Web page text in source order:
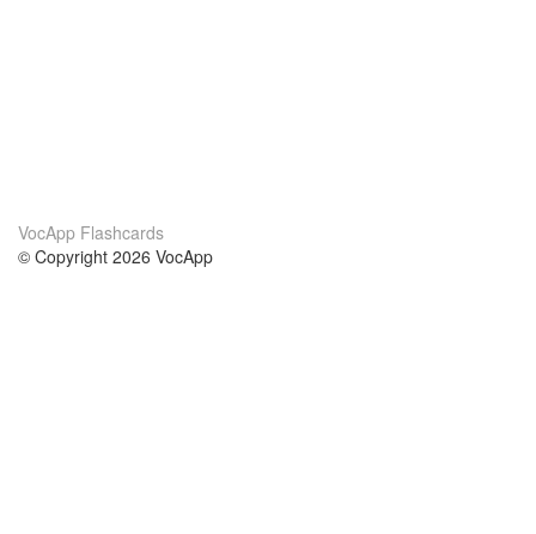
VocApp Flashcards
© Copyright 2026 VocApp